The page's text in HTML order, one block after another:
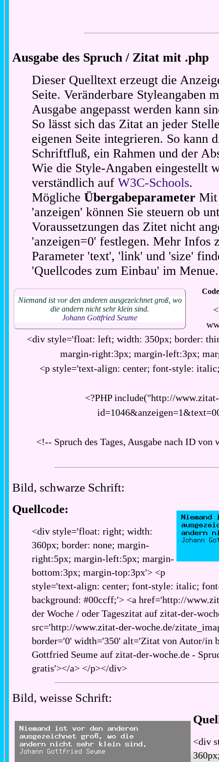
Ausgabe des Spruch / Zitat mit .php
Dieser Quelltext erzeugt die
Seite. Veränderbare Styleangaben
Ausgabe angepasst werden kann
So lässt sich das Zitat an jeder
eigenen Seite integrieren. So kann
Schriftfluß, ein Rahmen und der
Wie die Style-Angaben eingestellt
verständlich aufW3C-Schools.
MöglicheÜbergabeparameter Mit
'anzeigen' können Sie steuern ob
Voraussetzungen das Zitet nicht
'anzeigen=0' festlegen. Mehr Infos
Parameter 'text', 'link' und 'size'
'Quellcodes zum Einbau' im Menue.
Niemand ist vor den anderen ausgezeichnet groß, wo
die andern nicht sehr klein sind.
Johann Gottfried Seume
<div style='float: left; width: 350px; border:
margin-right:3px; margin-left:3px;
<p style='text-align: center; font-style:
<?PHP include("http://
<!-- Spruch des Tages, Ausgabe nach ID
Bild, schwarze Schrift:
Quellcode:
<div style='float: right; width:
360px; border: none; margin-
right:5px; margin-left:5px; margin-
bottom:3px; margin-top:3px'> <p
style='text-align: center; font-style: italic;
background: #00ccff;'> <a href='http://
der Woche / oder Tageszitat auf zitat-der-
src='http://www.zitat-der-woche.de/
border='0' width='350' alt='Zitat von Autor/in
Gottfried Seume auf zitat-der-woche.de -
gratis'></a> </p></div>
Bild, weisse Schrift:
<div